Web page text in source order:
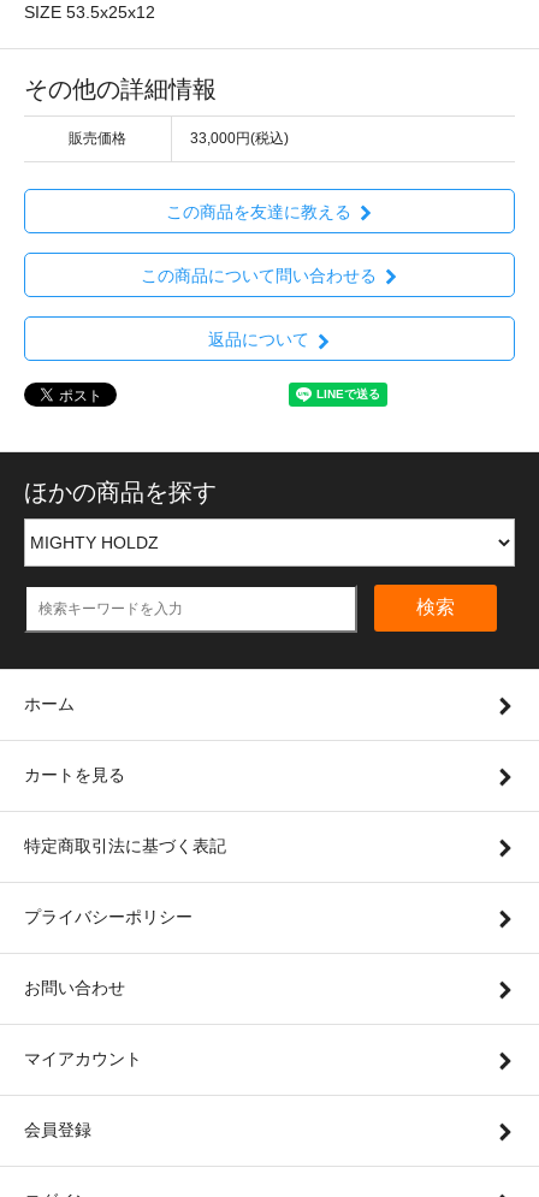
SIZE 53.5x25x12
その他の詳細情報
販売価格 33,000円(税込)
この商品を友達に教える
この商品について問い合わせる
返品について
ほかの商品を探す
検索
ホーム
カートを見る
特定商取引法に基づく表記
プライバシーポリシー
お問い合わせ
マイアカウント
会員登録